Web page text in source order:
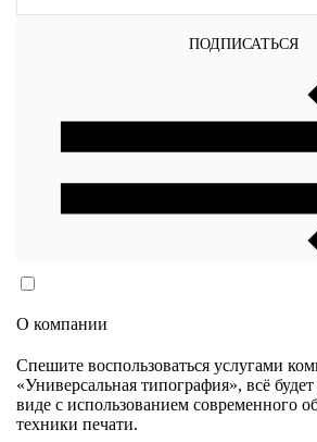
ПОДПИСАТЬСЯ
О компании
Спешите воспользоваться услугами
«Универсальная типография», всё
виде с использованием современного
техники печати.